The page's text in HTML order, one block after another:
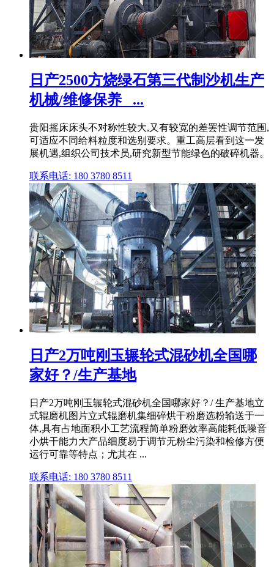
日产2500方烧绿石第三代制沙机生产
机械/维修保养_ ...
贵阳摇床床头不对称性较大,又有较宽的差罢性调节范围,
可适应不同给料粒度和选别要求。重工高层看到这一发
展机遇,组织公司技术员,研究新型节能绿色的破碎机器。
联系电话: 180 3780 8511
日产2万吨刚玉辗轮式混砂机全国哪
家好？/生产基地
日产2万吨刚玉辗轮式混砂机全国哪家好？/ 生产基地立
式辊磨机图片立式辊磨机集细碎烘干粉磨选粉输送于一
体,具有占地面积小工艺流程简单粉磨效率高能耗低噪音
小烘干能力大产品细度易于调节无粉尘污染和检修方便
运行可靠等特点；尤其在 ...
联系电话: 180 3780 8511